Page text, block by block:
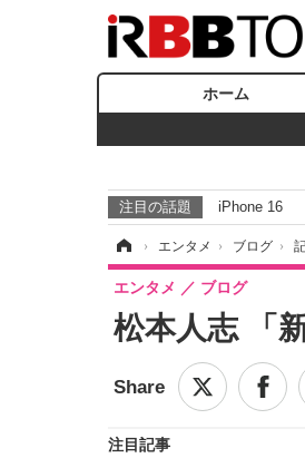
ホーム
注目の話題 iPhone 16
› エンタメ › ブログ ›
松本人志 「
エンタメ ブログ
注目記事